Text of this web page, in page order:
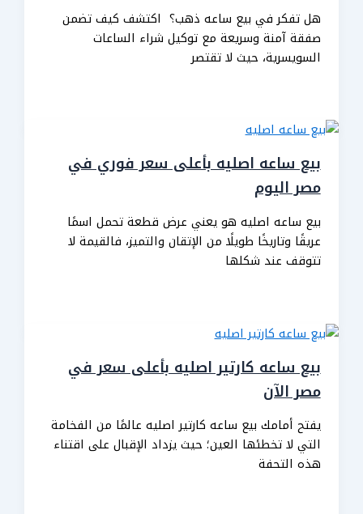
هل تفكر في بيع ساعه ذهب؟ اكتشف كيف تضمن
صفقة آمنة وسريعة مع توكيل شراء الساعات
السويسرية، حيث لا تقتصر
بيع ساعه اصليه بأعلى سعر فوري في
مصر اليوم
بيع ساعه اصليه هو يعني عرض قطعة تحمل اسمًا
عريقًا وتاريخًا طويلًا من الإتقان والتميز، فالقيمة لا
تتوقف عند شكلها
بيع ساعه كارتير اصليه بأعلى سعر في
مصر الآن
يفتح أمامك بيع ساعه كارتير اصليه عالمًا من الفخامة
التي لا تخطئها العين؛ حيث يزداد الإقبال على اقتناء
هذه التحفة